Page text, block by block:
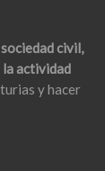
civil,
la actividad
y hacer